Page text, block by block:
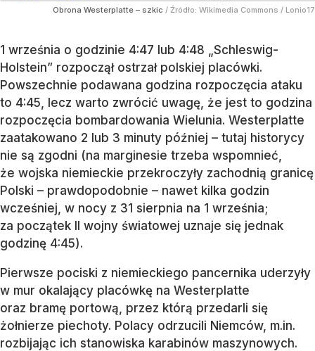
Obrona Westerplatte – szkic / Źródło: Wikimedia Commons / Lonio17
1 września o godzinie 4:47 lub 4:48 „Schleswig-
Holstein” rozpoczął ostrzał polskiej placówki.
Powszechnie podawana godzina rozpoczęcia ataku
to 4:45, lecz warto zwrócić uwagę, że jest to godzina
rozpoczęcia bombardowania Wielunia. Westerplatte
zaatakowano 2 lub 3 minuty później – tutaj historycy
nie są zgodni (na marginesie trzeba wspomnieć,
że wojska niemieckie przekroczyły zachodnią granicę
Polski – prawdopodobnie – nawet kilka godzin
wcześniej, w nocy z 31 sierpnia na 1 września;
za początek II wojny światowej uznaje się jednak
godzinę 4:45).
Pierwsze pociski z niemieckiego pancernika uderzyły
w mur okalający placówkę na Westerplatte
oraz bramę portową, przez którą przedarli się
żołnierze piechoty. Polacy odrzucili Niemców, m.in.
rozbijając ich stanowiska karabinów maszynowych.